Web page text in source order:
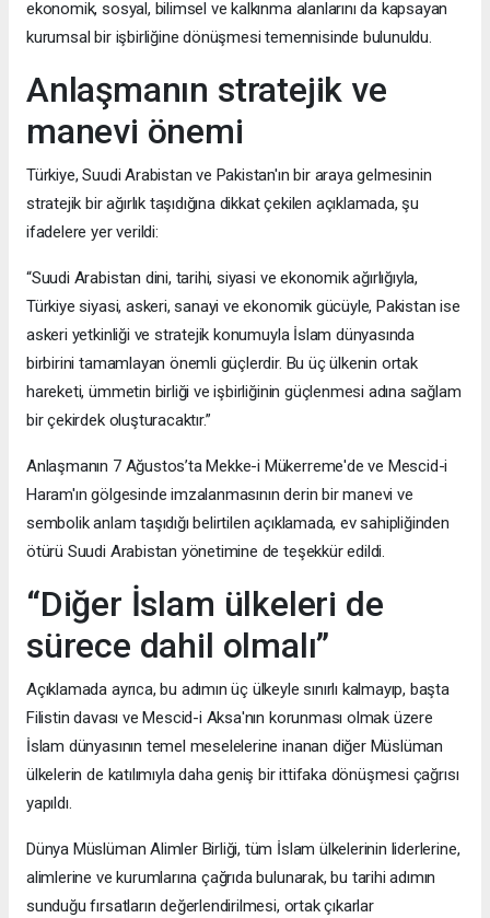
ekonomik, sosyal, bilimsel ve kalkınma alanlarını da kapsayan
kurumsal bir işbirliğine dönüşmesi temennisinde bulunuldu.
Anlaşmanın stratejik ve
manevi önemi
Türkiye, Suudi Arabistan ve Pakistan'ın bir araya gelmesinin
stratejik bir ağırlık taşıdığına dikkat çekilen açıklamada, şu
ifadelere yer verildi:
“Suudi Arabistan dini, tarihi, siyasi ve ekonomik ağırlığıyla,
Türkiye siyasi, askeri, sanayi ve ekonomik gücüyle, Pakistan ise
askeri yetkinliği ve stratejik konumuyla İslam dünyasında
birbirini tamamlayan önemli güçlerdir. Bu üç ülkenin ortak
hareketi, ümmetin birliği ve işbirliğinin güçlenmesi adına sağlam
bir çekirdek oluşturacaktır.”
Anlaşmanın 7 Ağustos’ta Mekke-i Mükerreme'de ve Mescid-i
Haram'ın gölgesinde imzalanmasının derin bir manevi ve
sembolik anlam taşıdığı belirtilen açıklamada, ev sahipliğinden
ötürü Suudi Arabistan yönetimine de teşekkür edildi.
“Diğer İslam ülkeleri de
sürece dahil olmalı”
Açıklamada ayrıca, bu adımın üç ülkeyle sınırlı kalmayıp, başta
Filistin davası ve Mescid-i Aksa'nın korunması olmak üzere
İslam dünyasının temel meselelerine inanan diğer Müslüman
ülkelerin de katılımıyla daha geniş bir ittifaka dönüşmesi çağrısı
yapıldı.
Dünya Müslüman Alimler Birliği, tüm İslam ülkelerinin liderlerine,
alimlerine ve kurumlarına çağrıda bulunarak, bu tarihi adımın
sunduğu fırsatların değerlendirilmesi, ortak çıkarlar